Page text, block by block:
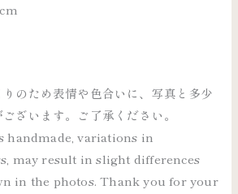
のため表情や色合いに、写真と多少
ざいます。ご了承ください。
handmade, variations in
may result in slight differences
in the photos. Thank you for your